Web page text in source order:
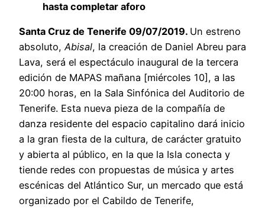
hasta completar aforo
Santa Cruz de Tenerife 09/07/2019. Un estreno
absoluto,Abisal, la creación de Daniel Abreu para
Lava, será el espectáculo inaugural de la tercera
edición de MAPAS mañana [miércoles 10], a las
20:00 horas, en la Sala Sinfónica del Auditorio de
Tenerife. Esta nueva pieza de la compañía de
danza residente del espacio capitalino dará inicio
a la gran fiesta de la cultura, de carácter gratuito
y abierta al público, en la que la Isla conecta y
tiende redes con propuestas de música y artes
escénicas del Atlántico Sur, un mercado que está
organizado por el Cabildo de Tenerife,